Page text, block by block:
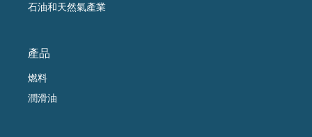
石油和天然氣產業
產品
燃料
潤滑油